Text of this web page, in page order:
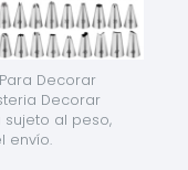
Decorar
Decorar
sujeto al peso,
envío.